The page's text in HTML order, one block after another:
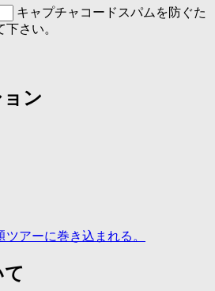
キャプチャコード スパムを防ぐた
さい。
ン
アーに巻き込まれる。